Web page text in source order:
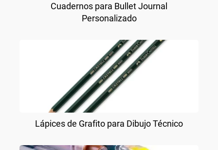
Cuadernos para Bullet Journal
Personalizado
Lápices de Grafito para Dibujo Técnico